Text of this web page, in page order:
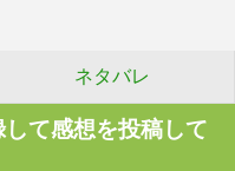
ネタバレ
て感想を投稿して